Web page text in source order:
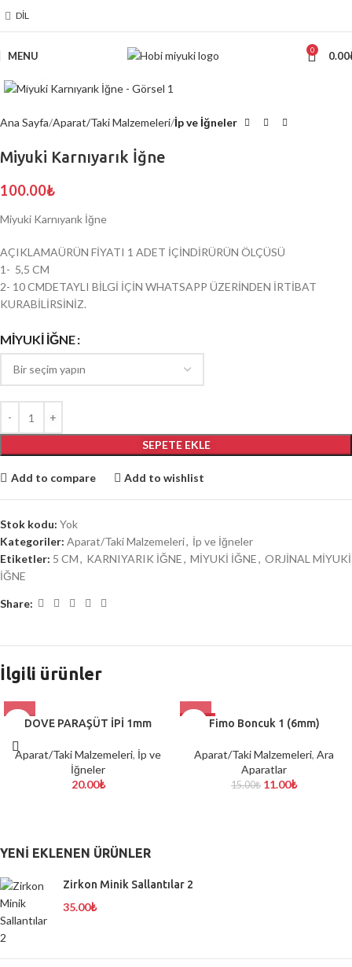
DIL
MENU 0 0.00
Ana Sayfa Aparat/Taki Malzemeleri İp ve İğneler
Miyuki Karnıyarık İğne
100.00₺
Miyuki Karnıyarık İğne
AÇIKLAMAÜRÜN FİYATI 1 ADET İÇİNDİRÜRÜN ÖLÇÜSÜ
1- 5,5 CM
2- 10 CMDETAYLI BİLGİ İÇİN WHATSAPP ÜZERİNDEN İRTİBAT
KURABİLİRSİNİZ.
MİYUKİ İĞNE
SEPETE EKLE
Add to compare Add to wishlist
Stok kodu: Yok
Kategoriler: Aparat/Taki Malzemeleri, İp ve İğneler
Etiketler: 5 CM, KARNIYARIK İĞNE, MİYUKİ İĞNE, ORJİNAL MİYUKİ
İĞNE
Share:
İlgili ürünler
DOVE PARAŞÜT İPİ 1mm
Aparat/Taki Malzemeleri, İp ve
İğneler
20.00₺
Fimo Boncuk 1 (6mm)
Aparat/Taki Malzemeleri, Ara
Aparatlar
15.00₺ 11.00₺
YENI EKLENEN ÜRÜNLER
Zirkon Minik Sallantılar 2
35.00₺